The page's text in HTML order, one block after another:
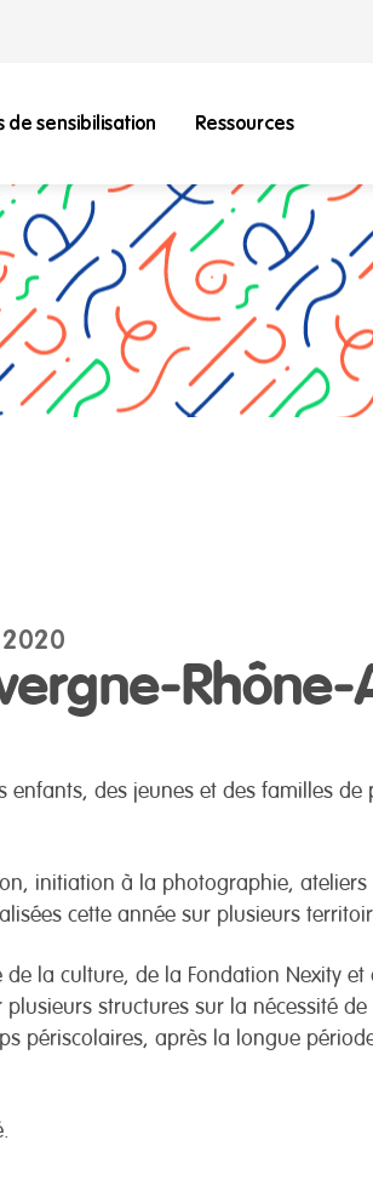
de sensibilisation Ressources
Rhône-
des jeunes et des familles de
initiation à la photographie, ateliers
cette année sur plusieurs
la culture, de la Fondation Nexity et
structures sur la nécessité
périscolaires, après la longue